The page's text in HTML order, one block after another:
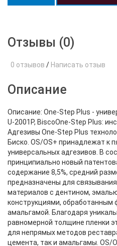
Отзывы (0)
0 отзывов / Написать отзыв
Описание
Описание: One-Step Plus -
U-2001P, BiscoOne-Step Plus:
Адгезивы One-Step Plus
Биско. OS/OS+ принадлежат к
универсальных адгезивов. В
принципиально новый
содержание 8,5%, средний
предназначены для
материалов с дентином,
конструкциями, обработанным
амальгамой. Благодаря
равномерной толщине пленки
для непрямых методов
цемента, так и амальгамы. OS/